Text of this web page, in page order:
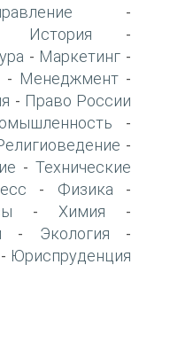
-
История -
- Маркетинг -
- Менеджмент -
- Право России
-
-
- Технические
- Физика -
- Химия -
- Экология -
- Юриспруденция